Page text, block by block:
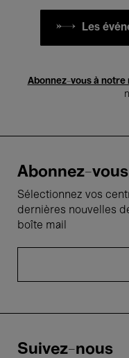
Les
Abonnez-vous à notre
Abonnez-
Sélectionnez vos
dernières nouvelles
boîte mail
Suivez-nous